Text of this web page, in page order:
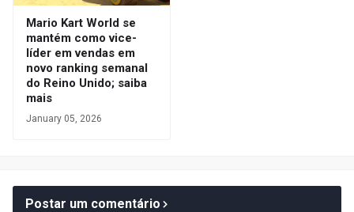
Mario Kart World se
mantém como vice-
líder em vendas em
novo ranking semanal
do Reino Unido; saiba
mais
January 05, 2026
Postar um comentário